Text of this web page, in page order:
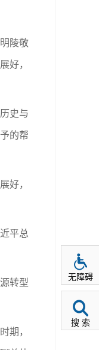
陵敬
好，
史与
的帮
好，
平总
转型
期，
无障碍
搜 索